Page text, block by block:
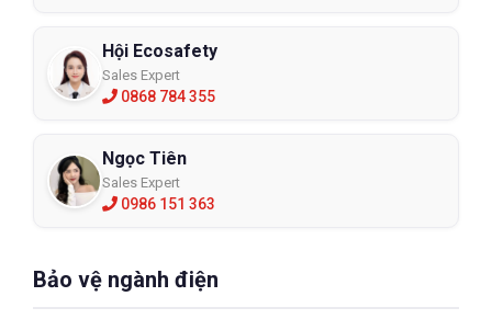
Hội Ecosafety
Sales Expert
0868 784 355
Ngọc Tiên
Sales Expert
0986 151 363
Bảo vệ ngành điện